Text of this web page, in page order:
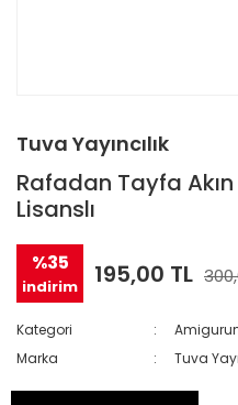
Tuva Yayıncılık
Rafadan Tayfa
Lisanslı
%35
indirim 195,00 TL
Kategori
Marka
Tuva